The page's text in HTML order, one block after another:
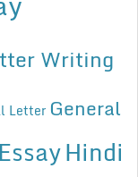
Writing
Letter General
Hindi